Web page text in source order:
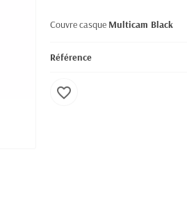
Couvre casque Multicam Black
Référence
favorite_border